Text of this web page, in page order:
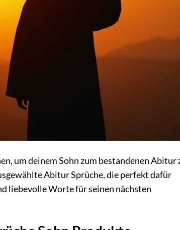
um deinem Sohn zum bestandenen Abitur
Abitur Sprüche, die perfekt dafür
liebevolle Worte für seinen nächsten